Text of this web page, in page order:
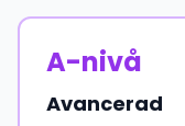
A-nivå
Avancerad